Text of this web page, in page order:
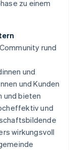
zu einem
rund
und
und Kunden
und bieten
und
wirkungsvoll